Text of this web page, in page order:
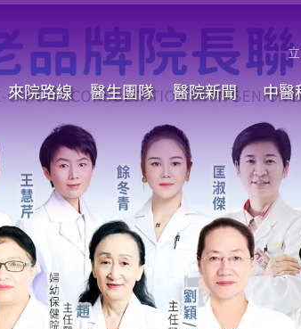
來院路線 醫生團隊 醫院新聞 中醫